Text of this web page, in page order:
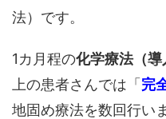
法）です。
1カ月程の化学療法（導
上の患者さんでは「 完
地固め療法を数回行い